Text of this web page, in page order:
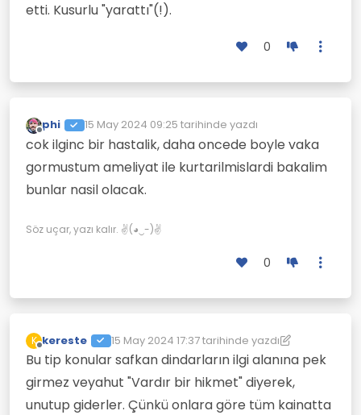
etti. Kusurlu "yarattı"(!).
0
Çevrimdışı
phi 15 May 2024 09:25 tarihinde yazdı
Son düzenleyen:
cok ilginc bir hastalik, daha oncede boyle vaka
gormustum ameliyat ile kurtarilmislardi bakalim
bunlar nasil olacak.
Söz uçar, yazı kalır. ✌(◕‿-)✌
0
K
Çevrimdışı
kereste 15 May 2024 17:37tarihinde yazdı
Son düzenleyen: kereste
Bu tip konular safkan dindarların ilgi alanına pek
girmez veyahut "Vardır bir hikmet" diyerek,
unutup giderler. Çünkü onlara göre tüm kainatta